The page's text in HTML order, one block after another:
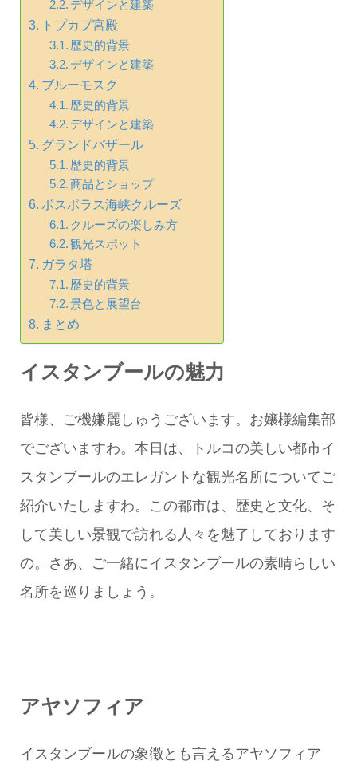
デザインと建築
トプカプ宮殿
歴史的背景
デザインと建築
ブルーモスク
歴史的背景
デザインと建築
グランドバザール
歴史的背景
商品とショップ
ボスポラス海峡クルーズ
クルーズの楽しみ方
観光スポット
ガラタ塔
歴史的背景
景色と展望台
まとめ
イスタンブールの魅力
皆様、ご機嫌麗しゅうございます。お嬢様編集部
でございますわ。本日は、トルコの美しい都市イ
スタンブールのエレガントな観光名所についてご
紹介いたしますわ。この都市は、歴史と文化、そ
して美しい景観で訪れる人々を魅了しております
の。さあ、ご一緒にイスタンブールの素晴らしい
名所を巡りましょう。
アヤソフィア
イスタンブールの象徴とも言えるアヤソフィア